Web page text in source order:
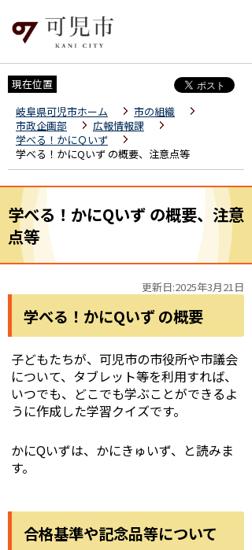
現在位置
岐阜県可児市ホーム
市の組織
市政企画部
広報情報課
学べる！かにＱいず
学べる！かにQいず の概要、注意点等
学べる！かにQいず の概要、注意
点等
更新日:2025年3月21日
学べる！かにQいず の概要
子どもたちが、可児市の市役所や市議会
について、タブレット等を利用すれば、
いつでも、どこでも学ぶことができるよ
うに作成した学習クイズです。
かにQいずは、かにきゅいず、と読みま
す。
合格基準や記念品等について